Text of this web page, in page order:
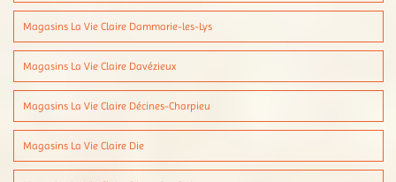
Magasins La Vie Claire Dammarie-les-Lys
Magasins La Vie Claire Davézieux
Magasins La Vie Claire Décines-Charpieu
Magasins La Vie Claire Die